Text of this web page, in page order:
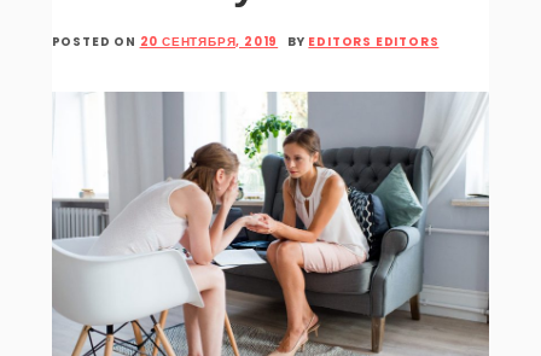
POSTED ON 20 СЕНТЯБРЯ, 2019 BY EDITORS EDITORS